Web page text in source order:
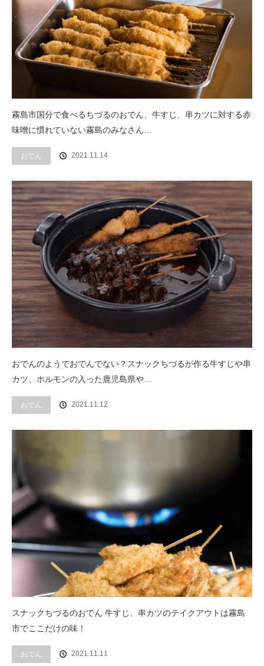
霧島市国分で食べるちづるのおでん、牛すじ、串カツに対する赤
味噌に慣れていない霧島のみなさん…
おでん 2021.11.14
おでんのようでおでんでない？スナックちづるが作る牛すじや串
カツ、ホルモンの入った鹿児島県や…
おでん 2021.11.12
スナックちづるのおでん 牛すじ、串カツのテイクアウトは霧島
市でここだけの味！
おでん 2021.11.11